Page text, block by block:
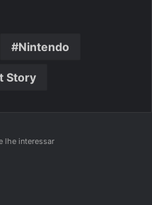
Nintendo
Story
lhe interessar